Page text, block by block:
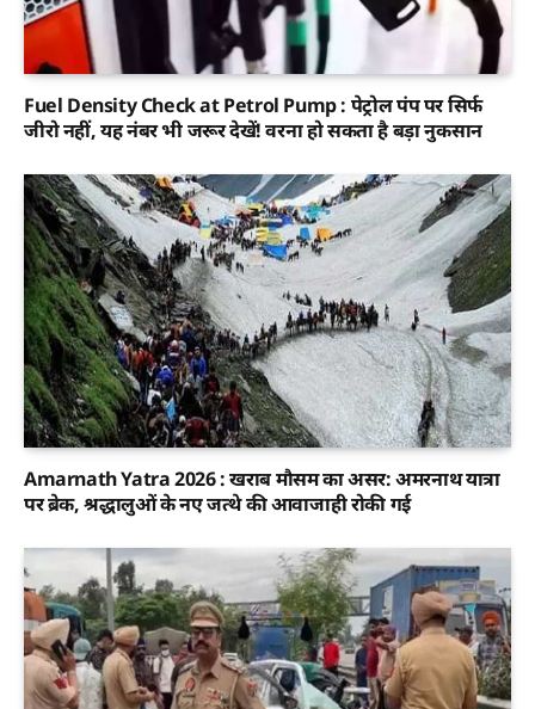
Fuel Density Check at Petrol Pump : पेट्रोल पंप पर सिर्फ
जीरो नहीं, यह नंबर भी जरूर देखें! वरना हो सकता है बड़ा नुकसान
Amarnath Yatra 2026 : खराब मौसम का असर: अमरनाथ यात्रा
पर ब्रेक, श्रद्धालुओं के नए जत्थे की आवाजाही रोकी गई